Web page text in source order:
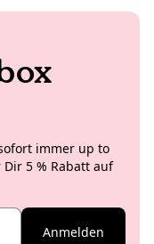
immer up to
5 % Rabatt auf
Anmelden